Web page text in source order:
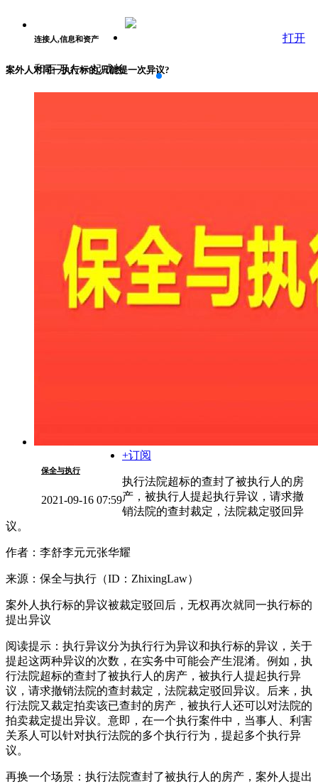
连接人,信息和资产
和百万人一起成长
案外人对同一执行标的,只能提一次异议?
保全与执行
2021-09-16 07:59
+订阅
执行法院超标的查封了被执行人的房
产，被执行人提起执行异议，请求撤
销法院的查封裁定，法院裁定驳回异
议。
作者：李舒李元元张华耀
来源：保全与执行（ID：ZhixingLaw）
案外人执行标的异议被裁定驳回后，无权再次就同一执行标的
提出异议
阅读提示：执行异议分为执行行为异议和执行标的异议，关于
提起这两种异议的次数，在实务中可能会产生混淆。例如，执
行法院超标的查封了被执行人的房产，被执行人提起执行异
议，请求撤销法院的查封裁定，法院裁定驳回异议。后来，执
行法院又裁定拍卖该已查封的房产，被执行人还可以对法院的
拍卖裁定提出异议。意即，在一个执行案件中，当事人、利害
关系人可以针对执行法院的多个执行行为，提起多个执行异
议。
再换一个场景：执行法院查封了被执行人的房产，案外人提出